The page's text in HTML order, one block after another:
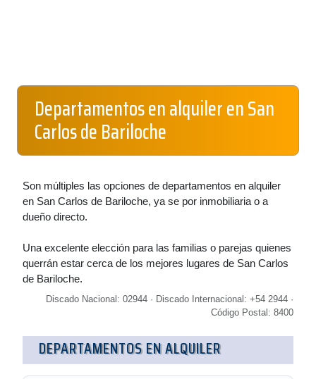
Departamentos en alquiler en San
Carlos de Bariloche
Son múltiples las opciones de departamentos en alquiler
en San Carlos de Bariloche, ya se por inmobiliaria o a
dueño directo.
Una excelente elección para las familias o parejas quienes
querrán estar cerca de los mejores lugares de San Carlos
de Bariloche.
Discado Nacional: 02944 · Discado Internacional: +54 2944 ·
Código Postal: 8400
DEPARTAMENTOS EN ALQUILER